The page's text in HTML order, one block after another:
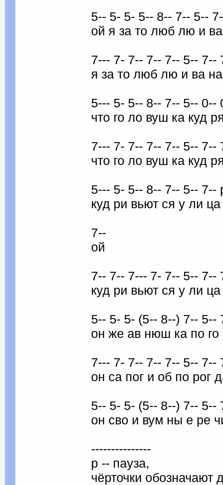
5-- 5- 5- 5-- 8-- 7-- 5--
ой я за то люб лю и
7--- 7- 7-- 7-- 7-- 5-- 7--
я за то люб лю и ва
5--- 5- 5-- 8-- 7-- 5-- 0--
что го ло вуш ка куд
7--- 7- 7-- 7-- 7-- 5-- 7--
что го ло вуш ка куд
5--- 5- 5-- 8-- 7-- 5-- 7--
куд ри вьют ся у ли
7--
ой
7-- 7-- 7--- 7- 7-- 5-- 7--
куд ри вьют ся у ли
5-- 5- 5- (5-- 8--) 7-- 5--
он же ав нюш ка по го
7--- 7- 7-- 7-- 7-- 5-- 7--
он са пог и об по рог
5-- 5- 5- (5-- 8--) 7-- 5--
он сво и вум ны е ре
---------------
p -- пауза,
чёрточки обозначают